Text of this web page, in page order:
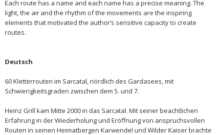
Each route has a name and each name has a precise meaning. The
light, the air and the rhythm of the movements are the inspiring
elements that motivated the author’s sensitive capacity to create
routes.
Deutsch
60 Kletterrouten im Sarcatal, nördlich des Gardasees, mit
Schwierigkeitsgraden zwischen dem 5. und 7.
Heinz Grill kam Mitte 2000 in das Sarcatal. Mit seiner beachtlichen
Erfahrung in der Wiederholung und Eröffnung von anspruchsvollen
Routen in seinen Heimatbergen Karwendel und Wilder Kaiser brachte